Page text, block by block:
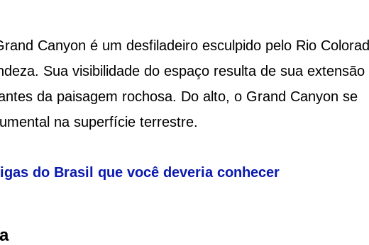
Canyon é um desfiladeiro esculpido pelo Rio
Sua visibilidade do espaço resulta de sua extensão
da paisagem rochosa. Do alto, o Grand Canyon se
na superfície terrestre.
do Brasil que você deveria conhecer